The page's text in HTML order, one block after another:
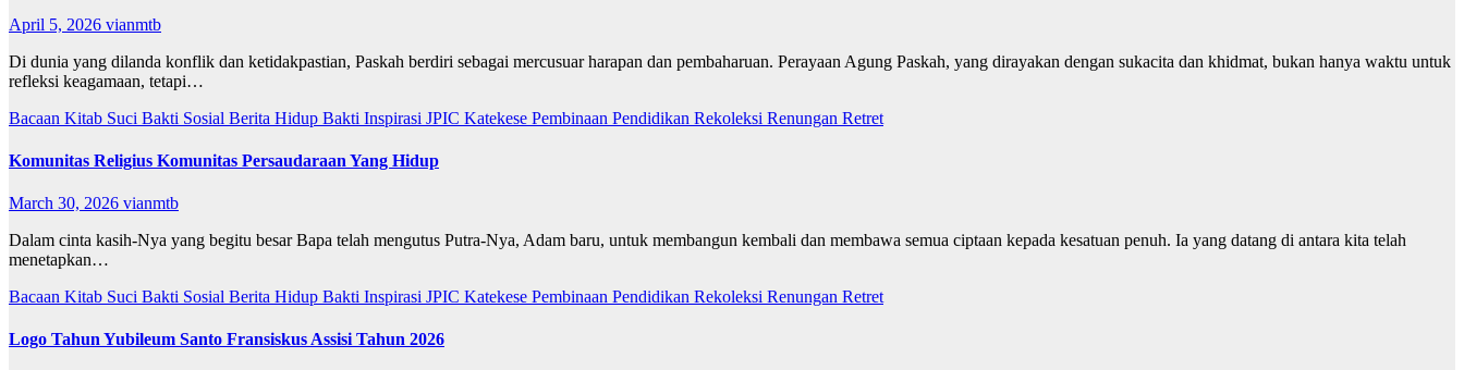
April 5, 2026 vianmtb
Di dunia yang dilanda konflik dan ketidakpastian, Paskah berdiri sebagai mercusuar harapan dan pembaharuan. Perayaan Agung Paskah, yang dirayakan dengan sukacita dan khidmat, bukan hanya waktu untuk
refleksi keagamaan, tetapi…
Bacaan Kitab Suci Bakti Sosial Berita Hidup Bakti Inspirasi JPIC Katekese Pembinaan Pendidikan Rekoleksi Renungan Retret
Komunitas Religius Komunitas Persaudaraan Yang Hidup
March 30, 2026 vianmtb
Dalam cinta kasih-Nya yang begitu besar Bapa telah mengutus Putra-Nya, Adam baru, untuk membangun kembali dan membawa semua ciptaan kepada kesatuan penuh. Ia yang datang di antara kita telah
menetapkan…
Bacaan Kitab Suci Bakti Sosial Berita Hidup Bakti Inspirasi JPIC Katekese Pembinaan Pendidikan Rekoleksi Renungan Retret
Logo Tahun Yubileum Santo Fransiskus Assisi Tahun 2026